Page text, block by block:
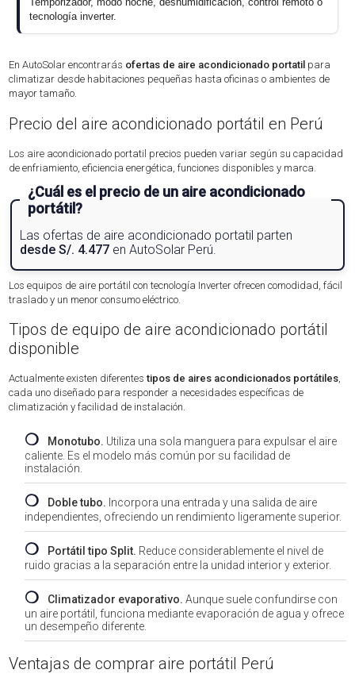
tecnología inverter.
En AutoSolar encontrarás ofertas de aire acondicionado portatil para
climatizar desde habitaciones pequeñas hasta oficinas o ambientes de
mayor tamaño.
Precio del aire acondicionado portátil en Perú
Los aire acondicionado portatil precios pueden variar según su capacidad
de enfriamiento, eficiencia energética, funciones disponibles y marca.
¿Cuál es el precio de un aire acondicionado
portátil?
Las ofertas de aire acondicionado portatil parten
desde S/. 4.477en AutoSolar Perú.
Los equipos de aire portátil con tecnología Inverter ofrecen comodidad, fácil
traslado y un menor consumo eléctrico.
Tipos de equipo de aire acondicionado portátil
disponible
Actualmente existen diferentestipos de aires acondicionados portátiles
cada uno diseñado para responder a necesidades específicas de
climatización y facilidad de instalación.
❍ Monotubo. Utiliza una sola manguera para expulsar el aire
caliente. Es el modelo más común por su facilidad de
instalación.
❍ Doble tubo. Incorpora una entrada y una salida de aire
independientes, ofreciendo un rendimiento ligeramente superior.
❍ Portátil tipo Split. Reduce considerablemente el nivel de
ruido gracias a la separación entre la unidad interior y exterior.
❍ Climatizador evaporativo. Aunque suele confundirse con
un aire portátil, funciona mediante evaporación de agua y ofrece
un desempeño diferente.
Ventajas de comprar aire portátil Perú